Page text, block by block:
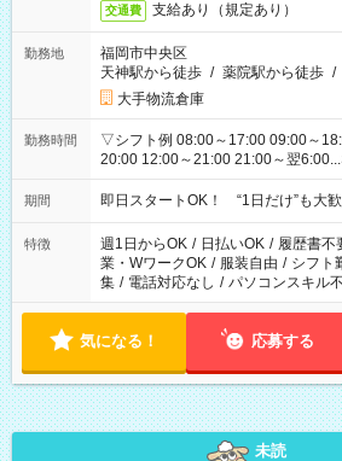
交通費 支給あり（規定あり）
勤務地
福岡市中央区
天神駅から徒歩 / 薬院駅から徒歩 /
大手物流倉庫
勤務時間
▽シフト例 08:00～17:00 09:00～
20:00 12:00～21:00 21:00～翌6:00...などその他にも沢山時間が
ございます！ 基本は実働8時間（休憩1時間）がメインですが、
他にもご希望があればご相談くださ
期間 即日スタートOK！ “1日だけ”も大歓
特徴 週1日からOK / 日払いOK / 履歴書不
業・WワークOK / 服装自由 / シフト
集 / 電話対応なし / パソコンスキル
気になる！ 応募する
未読